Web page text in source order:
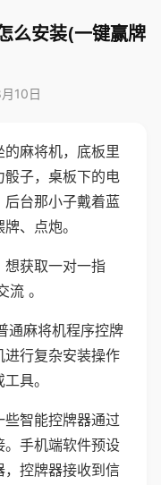
么安装(一键赢牌
10日
麻将机，底板里
子，桌板下的电
台那小子戴着蓝
、点炮。
想获取一对一指
。
通麻将机程序控牌
行复杂安装操作
具。
智能控牌器通过
。手机端软件预设
控牌器接收到信